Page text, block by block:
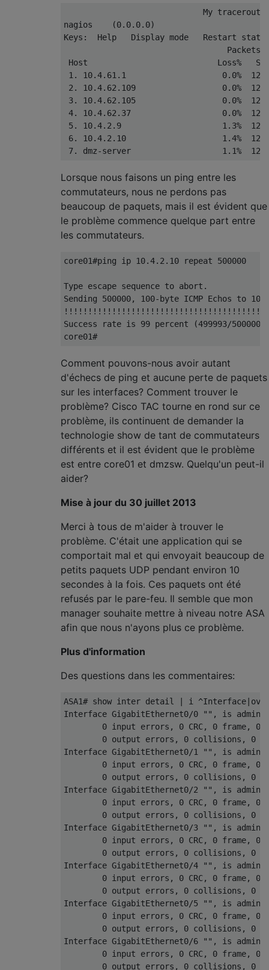
My traceroute
nagios    (0.0.0.0)
Keys:  Help   Display mode   Restart
Packets
Host                           Loss%   Snt
1. 10.4.61.1                    0.0%
2. 10.4.62.109                  0.0%
3. 10.4.62.105                  0.0%
4. 10.4.62.37                   0.0%
5. 10.4.2.9                     1.3%
6. 10.4.2.10                    1.4%
Lorsque nous faisons un ping entre les
commutateurs, nous ne perdons pas
beaucoup de paquets, mais il est évident que
le problème commence quelque part entre
les commutateurs.
core01#ping ip 10.4.2.10 repeat 500000
Type escape sequence to abort.
Sending 500000, 100-byte ICMP Echos to
Success rate is 99 percent (499993/
Comment pouvons-nous avoir autant
d'échecs de ping et aucune perte de paquets
sur les interfaces? Comment trouver le
problème? Cisco TAC tourne en rond sur ce
problème, ils continuent de demander la
technologie show de tant de commutateurs
différents et il est évident que le problème
est entre core01 et dmzsw. Quelqu'un peut-il
aider?
Mise à jour du 30 juillet 2013
Merci à tous de m'aider à trouver le
problème. C'était une application qui se
comportait mal et qui envoyait beaucoup de
petits paquets UDP pendant environ 10
secondes à la fois. Ces paquets ont été
refusés par le pare-feu. Il semble que mon
manager souhaite mettre à niveau notre ASA
afin que nous n'ayons plus ce problème.
Plus d'information
Des questions dans les commentaires:
ASA1# show inter detail | i
Interface GigabitEthernet0/0 "", is
0 input errors, 0 CRC, 0 frame, 0
0 output errors, 0 collisions, 0
Interface GigabitEthernet0/1 "", is
0 input errors, 0 CRC, 0 frame, 0
0 output errors, 0 collisions, 0
Interface GigabitEthernet0/2 "", is
0 input errors, 0 CRC, 0 frame, 0
0 output errors, 0 collisions, 0
Interface GigabitEthernet0/3 "", is
0 input errors, 0 CRC, 0 frame, 0
0 output errors, 0 collisions, 0
Interface GigabitEthernet0/4 "", is
0 input errors, 0 CRC, 0 frame, 0
0 output errors, 0 collisions, 0
Interface GigabitEthernet0/5 "", is
0 input errors, 0 CRC, 0 frame, 0
0 output errors, 0 collisions, 0
Interface GigabitEthernet0/6 "", is
0 input errors, 0 CRC, 0 frame, 0
0 output errors, 0 collisions, 0